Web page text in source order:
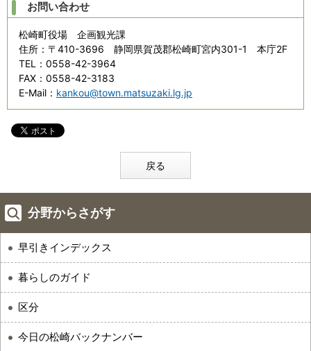
お問い合わせ
松崎町役場 企画観光課
住所 ：〒410-3696 静岡県賀茂郡松崎町宮内301-1 本庁2F
TEL
：0558-42-3964
FAX ：0558-42-3183
E-Mail ： kankou@town.matsuzaki.lg.jp
戻る
分野からさがす
早引きインデックス
暮らしのガイド
区分
今日の松崎バックナンバー